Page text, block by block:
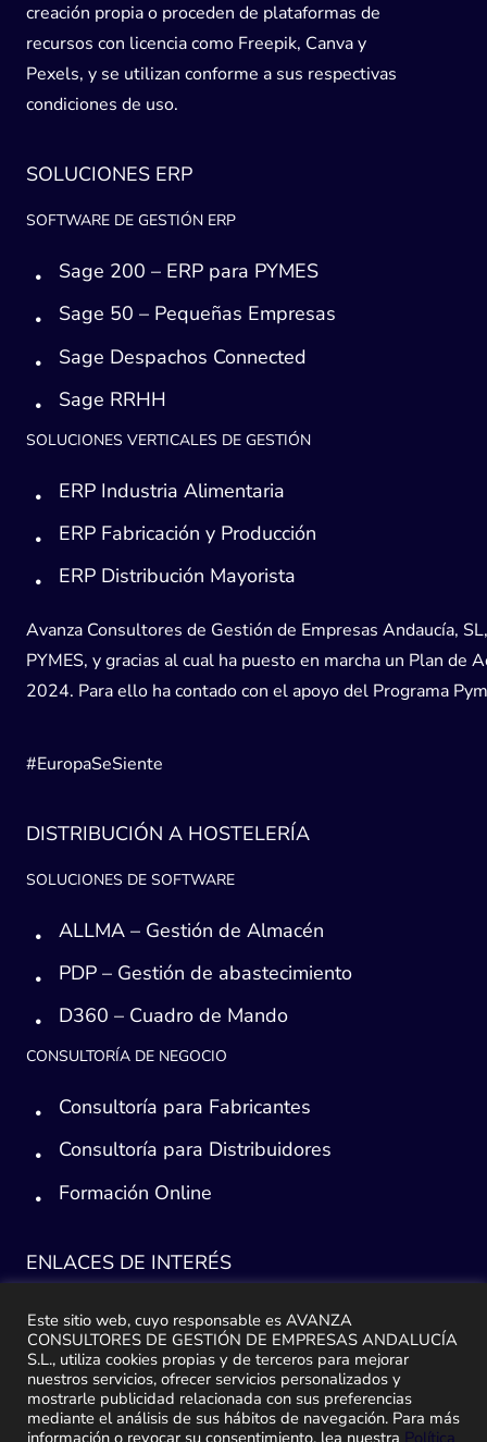
creación propia o proceden de plataformas de
recursos con licencia como Freepik, Canva y
Pexels, y se utilizan conforme a sus respectivas
condiciones de uso.
SOLUCIONES ERP
SOFTWARE DE GESTIÓN ERP
Sage 200 – ERP para PYMES
Sage 50 – Pequeñas Empresas
Sage Despachos Connected
Sage RRHH
SOLUCIONES VERTICALES DE GESTIÓN
ERP Industria Alimentaria
ERP Fabricación y Producción
ERP Distribución Mayorista
Avanza Consultores de Gestión de Empresas Andaucía,
PYMES, y gracias al cual ha puesto en marcha un Plan
2024. Para ello ha contado con el apoyo del Programa
#EuropaSeSiente
DISTRIBUCIÓN A HOSTELERÍA
SOLUCIONES DE SOFTWARE
ALLMA – Gestión de Almacén
PDP – Gestión de abastecimiento
D360 – Cuadro de Mando
CONSULTORÍA DE NEGOCIO
Consultoría para Fabricantes
Consultoría para Distribuidores
Formación Online
ENLACES DE INTERÉS
Consultoría ERP Sage
Implantación ERP
Plan de ayuda Sage
Este sitio web, cuyo responsable es AVANZA
CONSULTORES DE GESTIÓN DE EMPRESAS ANDALUCÍA
S.L., utiliza cookies propias y de terceros para mejorar
nuestros servicios, ofrecer servicios personalizados y
mostrarle publicidad relacionada con sus preferencias
mediante el análisis de sus hábitos de navegación. Para más
información o revocar su consentimiento, lea nuestra Política